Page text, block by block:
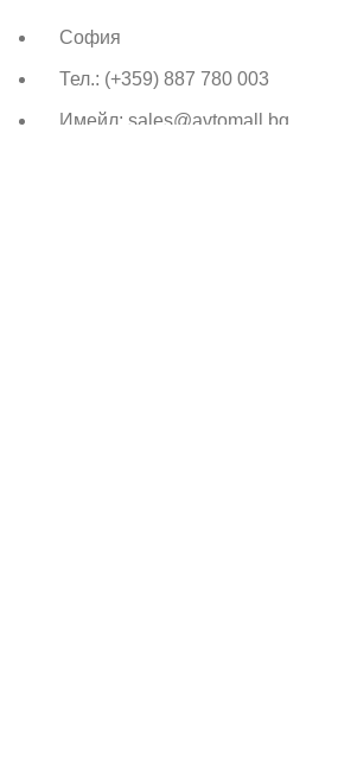
София
Тел.: (+359) 887 780 003
Имейл: sales@avtomall.bg